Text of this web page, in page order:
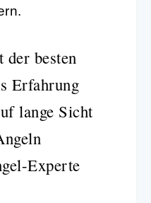
besten
Erfahrung
lange Sicht
Experte